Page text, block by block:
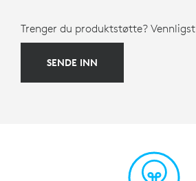
Trenger du produktstøtte? Vennligst
SENDE INN